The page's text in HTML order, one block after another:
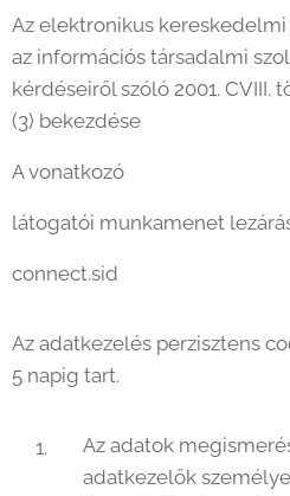
Az elektronikus
az információs társadalmi
kérdéseiről szóló 2001. CVIII.
(3) bekezdése
A vonatkozó
látogatói munkamenet
connect.sid
Az adatkezelés perzisztens
5 napig tart.
Az adatok
adatkezelők